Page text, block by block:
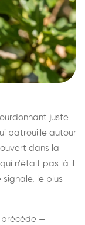
juste
patrouille autour
dans la
n'était pas là il
le plus
précède —